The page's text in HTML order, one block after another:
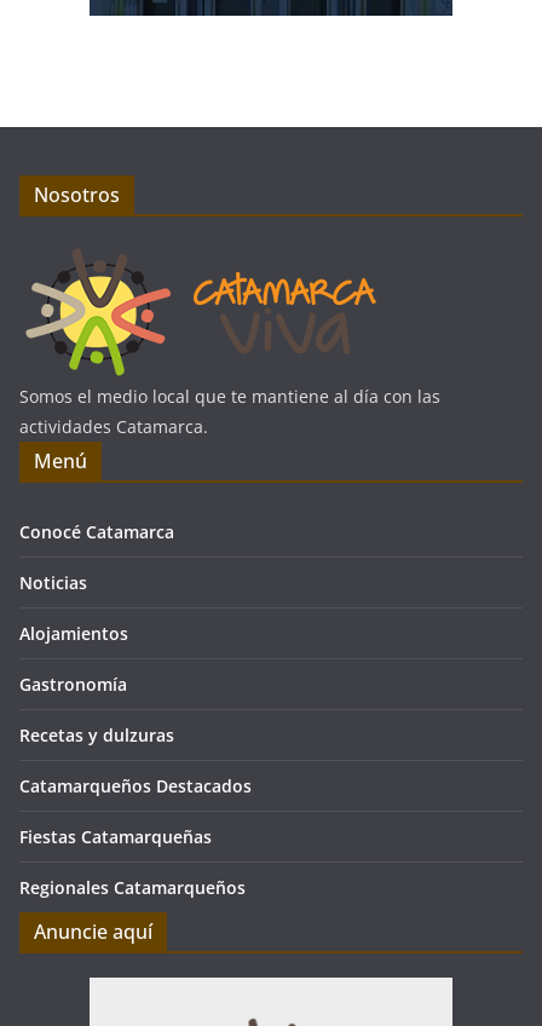
Nosotros
Somos el medio local que te mantiene al día con las
actividades Catamarca.
Menú
Conocé Catamarca
Noticias
Alojamientos
Gastronomía
Recetas y dulzuras
Catamarqueños Destacados
Fiestas Catamarqueñas
Regionales Catamarqueños
Anuncie aquí